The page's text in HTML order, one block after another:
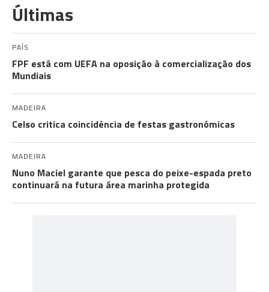
Últimas
PAÍS
FPF está com UEFA na oposição à comercialização dos
Mundiais
MADEIRA
Celso critica coincidência de festas gastronómicas
MADEIRA
Nuno Maciel garante que pesca do peixe-espada preto
continuará na futura área marinha protegida